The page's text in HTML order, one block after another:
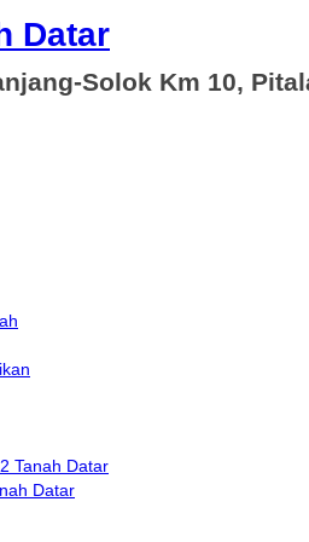
Datar
Solok Km 10,
Tanah Datar
Datar